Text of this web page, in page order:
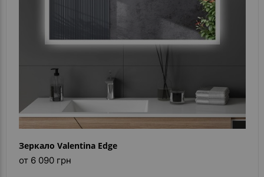
Зеркало Valentina Edge
от 6 090 грн